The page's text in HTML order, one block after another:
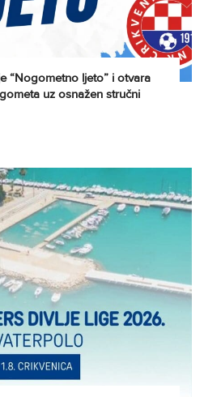
“Nogometno ljeto” i otvara
uz osnažen stručni